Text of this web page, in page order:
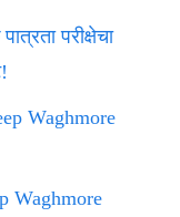
परीक्षेचा
Waghmore
Waghmore